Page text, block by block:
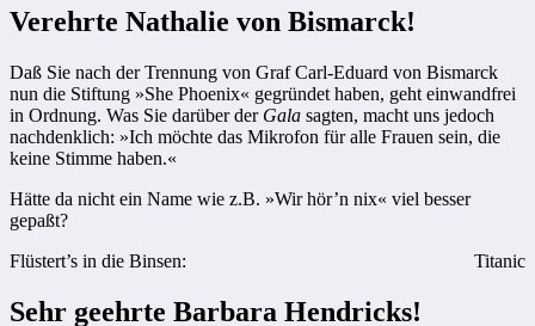
Verehrte Nathalie von Bismarck!
Daß Sie nach der Trennung von Graf Carl-Eduard von Bismarck
nun die Stiftung »She Phoenix« gegründet haben, geht einwandfrei
in Ordnung. Was Sie darüber der Gala sagten, macht uns jedoch
nachdenklich: »Ich möchte das Mikrofon für alle Frauen sein, die
keine Stimme haben.«
Hätte da nicht ein Name wie z.B. »Wir hör’n nix« viel besser
gepaßt?
Flüstert’s in die Binsen:
Titanic
Sehr geehrte Barbara Hendricks!